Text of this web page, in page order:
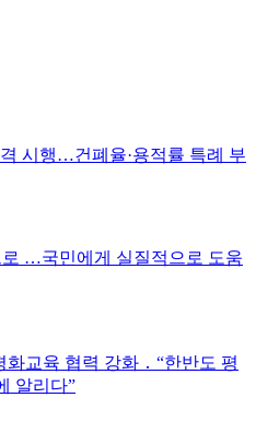
시행…건폐율·용적률 특례 부
…국민에게 실질적으로 도움
교육 협력 강화 ․ “한반도 평
알리다”